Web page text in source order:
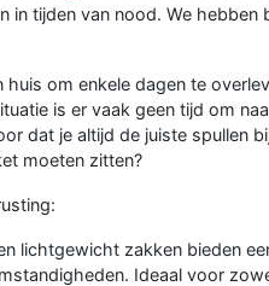
in tijden van nood. We hebben
om enkele dagen te
is er vaak geen tijd om
dat je altijd de juiste spullen
moeten zitten?
lichtgewicht zakken bieden
Ideaal voor